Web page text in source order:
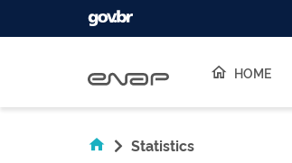
HOME
Statistics